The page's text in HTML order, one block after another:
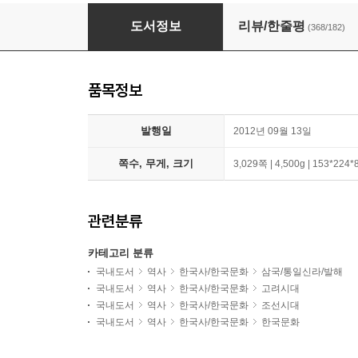
나의 문화유산답사기 국내편 세트
도서정보 리뷰/한줄평 (368/182)
품목정보
발행일 2012년 09월 13일
쪽수, 무게, 크기 3,029쪽 | 4,500g |
관련분류
카테고리 분류
국내도서 역사 한국사/한국문화
삼국/통일신라/발해
국내도서
역사 한국사/한국문화
고려시대
국내도서
역사 한국사/한국문화
조선시대
국내도서
역사 한국사/한국문화 한국문화